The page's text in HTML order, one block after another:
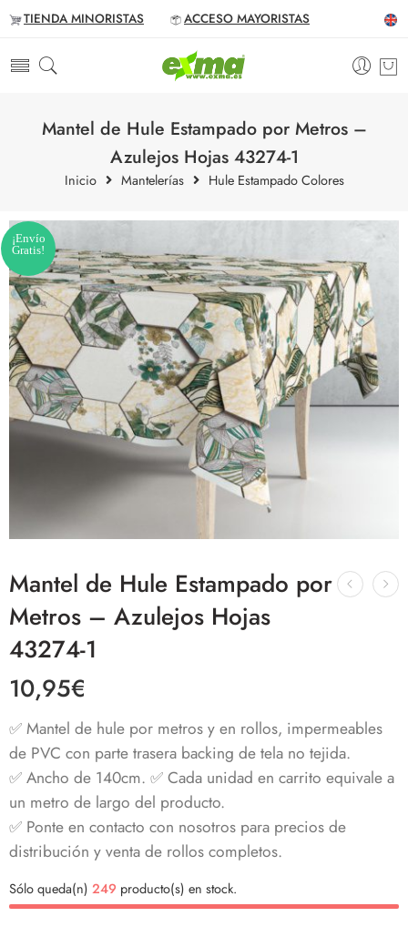
TIENDA MINORISTAS ACCESO MAYORISTAS
Mantel de Hule Estampado por Metros –
Azulejos Hojas 43274-1
Inicio Mantelerías Hule Estampado Colores
¡Envío
Gratis!
Mantel de Hule Estampado por
Metros – Azulejos Hojas
43274-1
10,95€
✅ Mantel de hule por metros y en rollos, impermeables
de PVC con parte trasera backing de tela no tejida.
✅ Ancho de 140cm. ✅ Cada unidad en carrito equivale a
un metro de largo del producto.
✅ Ponte en contacto con nosotros para precios de
distribución y venta de rollos completos.
Sólo queda(n) 249 producto(s) en stock.